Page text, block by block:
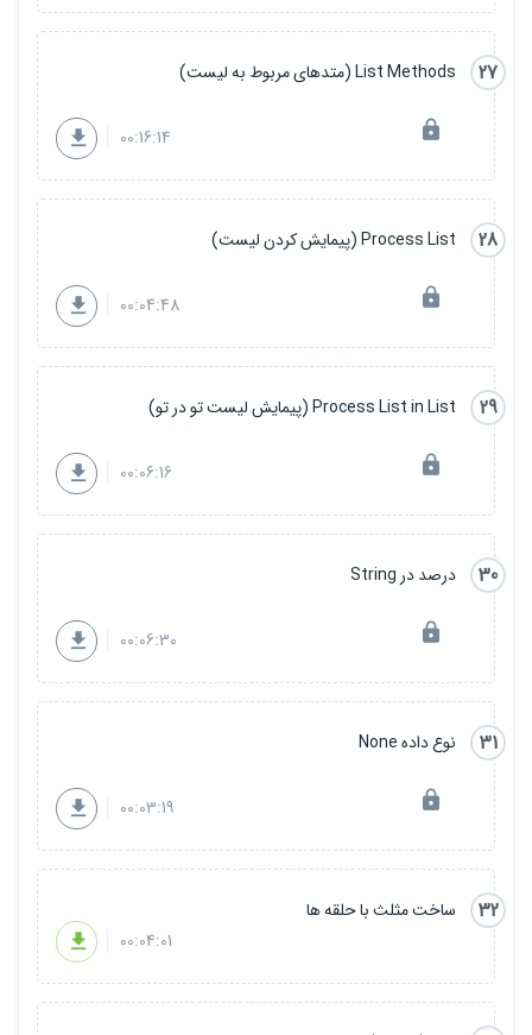
27 List Methods (متدهای مربوط به لیست)
00:16:14
28 Process List (پیمایش کردن لیست)
00:04:48
29 Process List in List (پیمایش لیست تو در تو)
00:06:16
30 درصد در String
00:06:30
31 نوع داده None
00:03:19
32
ساخت مثلث با حلقه ها
00:04:01